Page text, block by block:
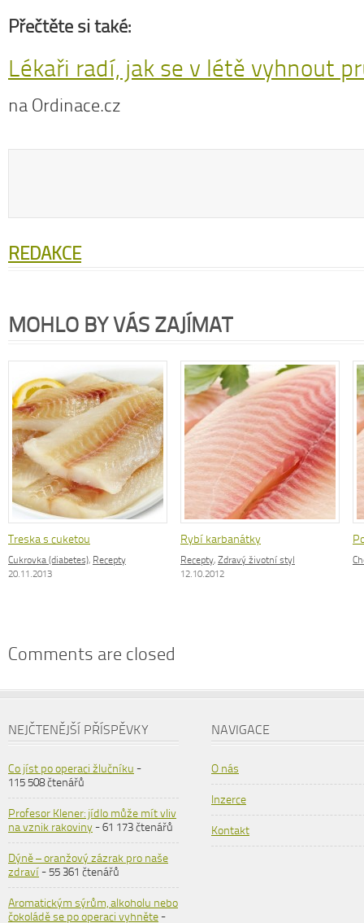
Přečtěte si také:
Lékaři radí, jak se v létě vyhnout
na Ordinace.cz
REDAKCE
MOHLO BY VÁS ZAJÍMAT
Treska s cuketou
Cukrovka (diabetes), Recepty
20.11.2013
Rybí karbanátky
Recepty, Zdravý životní styl
12.10.2012
Comments are closed
NEJČTENĚJŠÍ PŘÍSPĚVKY
Co jíst po operaci žlučníku -
115 508 čtenářů
Profesor Klener: jídlo může mít vliv
na vznik rakoviny- 61 173 čtenářů
Dýně – oranžový zázrak pro naše
zdraví- 55 361 čtenářů
Aromatickým sýrům, alkoholu nebo
čokoládě se po operaci vyhněte-
NAVIGACE
O nás
Inzerce
Kontakt